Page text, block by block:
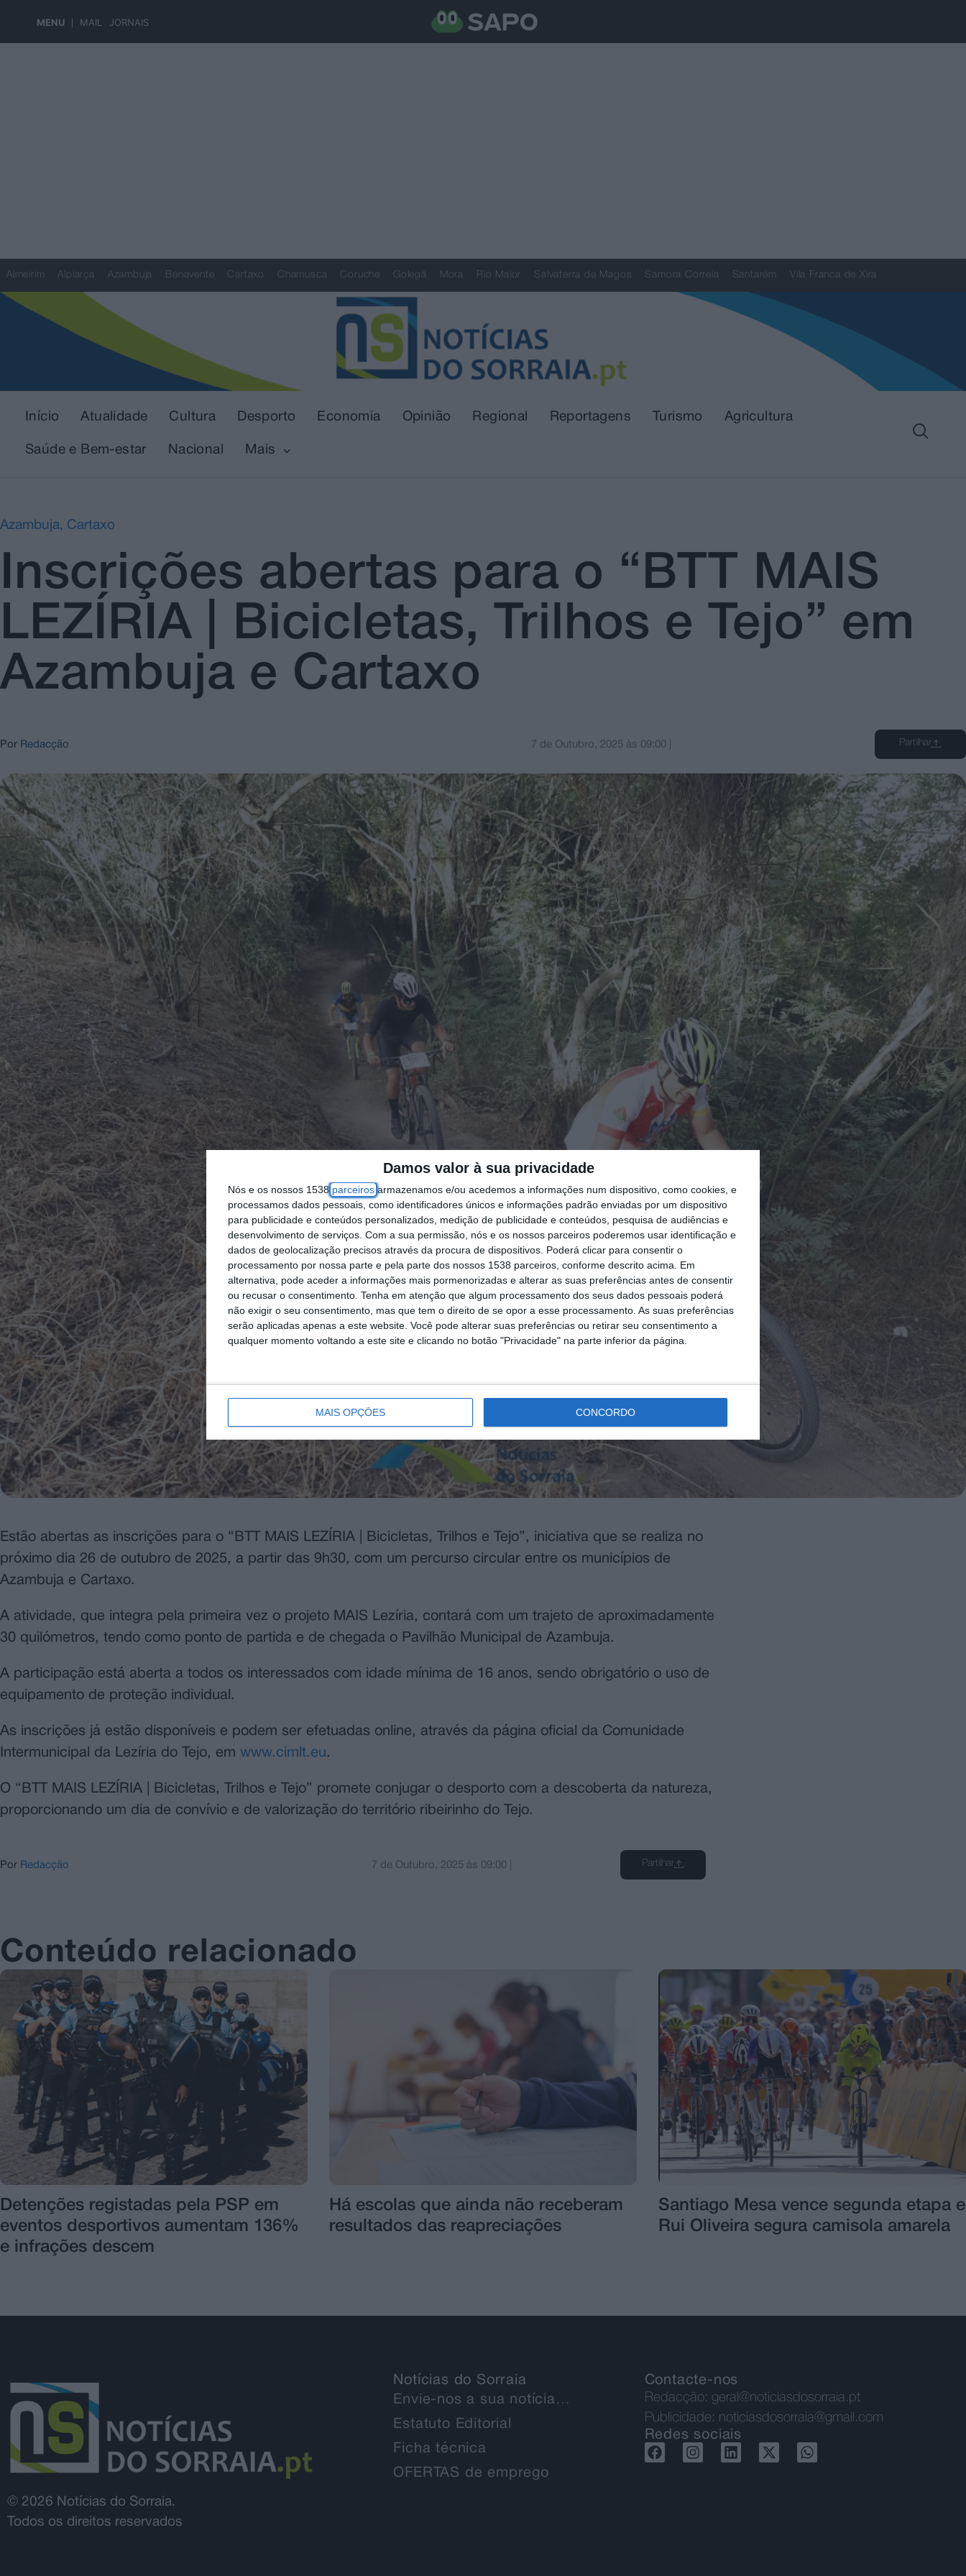
Damos valor à sua privacidade
Nós e os nossos 1538 parceiros armazenamos e/ou acedemos a informações num dispositivo, como cookies, e
processamos dados pessoais, como identificadores únicos e informações padrão enviadas por um dispositivo
para publicidade e conteúdos personalizados, medição de publicidade e conteúdos, pesquisa de audiências e
desenvolvimento de serviços. Com a sua permissão, nós e os nossos parceiros poderemos usar identificação e
dados de geolocalização precisos através da procura de dispositivos. Poderá clicar para consentir o
processamento por nossa parte e pela parte dos nossos 1538 parceiros, conforme descrito acima. Em
alternativa, pode aceder a informações mais pormenorizadas e alterar as suas preferências antes de consentir
ou recusar o consentimento. Tenha em atenção que algum processamento dos seus dados pessoais poderá
não exigir o seu consentimento, mas que tem o direito de se opor a esse processamento. As suas preferências
serão aplicadas apenas a este website. Você pode alterar suas preferências ou retirar seu consentimento a
qualquer momento voltando a este site e clicando no botão "Privacidade" na parte inferior da página.
MAIS OPÇÕES CONCORDO
MENU MAIL JORNAIS
Almeirim Alpiarça Azambuja Benavente Cartaxo Chamusca Coruche Golegã Mora Rio Maior Salvaterra de Magos Samora Correia Santarém Vila Franca de Xira
Início Atualidade Cultura Desporto Economia Opinião Regional Reportagens Turismo Agricultura
Saúde e Bem-estar Nacional Mais
Azambuja, Cartaxo
Inscrições abertas para o “BTT MAIS
LEZÍRIA | Bicicletas, Trilhos e Tejo” em
Azambuja e Cartaxo
Por Redacção 7 de Outubro, 2025 às 09:00 Partilhar
Estão abertas as inscrições para o “BTT MAIS LEZÍRIA | Bicicletas, Trilhos e Tejo”, iniciativa que se realiza no
próximo dia 26 de outubro de 2025, a partir das 9h30, com um percurso circular entre os municípios de
Azambuja e Cartaxo.
A atividade, que integra pela primeira vez o projeto MAIS Lezíria, contará com um trajeto de aproximadamente
30 quilómetros, tendo como ponto de partida e de chegada o Pavilhão Municipal de Azambuja.
A participação está aberta a todos os interessados com idade mínima de 16 anos, sendo obrigatório o uso de
equipamento de proteção individual.
As inscrições já estão disponíveis e podem ser efetuadas online, através da página oficial da Comunidade
Intermunicipal da Lezíria do Tejo, em www.cimlt.eu.
O “BTT MAIS LEZÍRIA | Bicicletas, Trilhos e Tejo” promete conjugar o desporto com a descoberta da natureza,
proporcionando um dia de convívio e de valorização do território ribeirinho do Tejo.
Por Redacção 7 de Outubro, 2025 às 09:00 Partilhar
Conteúdo relacionado
Detenções registadas pela PSP em
eventos desportivos aumentam 136%
e infrações descem
Há escolas que ainda não receberam
resultados das reapreciações
Santiago Mesa vence segunda etapa e
Rui Oliveira segura camisola amarela
© 2026 Notícias do Sorraia.
Todos os direitos reservados
Notícias do Sorraia
Envie-nos a sua notícia…
Estatuto Editorial
Ficha técnica
OFERTAS de emprego
Contacte-nos
Redacção: geral@noticiasdosorraia.pt
Publicidade: noticiasdosorraia@gmail.com
Redes sociais